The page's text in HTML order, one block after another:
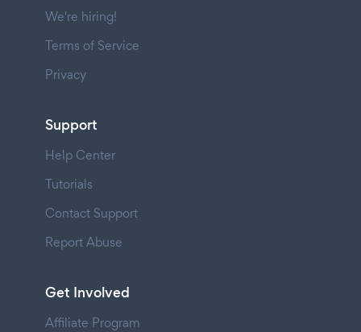
We're hiring!
Terms of Service
Privacy
Support
Help Center
Tutorials
Contact Support
Report Abuse
Get Involved
Affiliate Program